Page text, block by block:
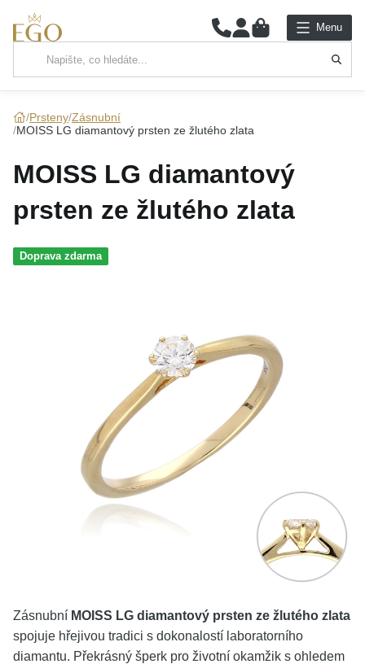
0 Menu
Hlavní kategorie
ŘETÍZKY
NÁRAMKY
PRSTENY
Slovensko
Prsteny Zásnubní
MOISS LG diamantový prsten ze žlutého zlata
MOISS LG diamantový
prsten ze žlutého zlata
Doprava zdarma
Zásnubní MOISS LG diamantový prsten ze žlutého zlata
spojuje hřejivou tradici s dokonalostí laboratorního
diamantu. Překrásný šperk pro životní okamžik s ohledem